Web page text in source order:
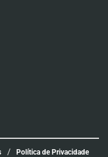
Política de Privacidade